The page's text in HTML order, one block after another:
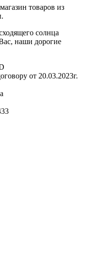
товаров из
солнца
наши дорогие
от 20.03.2023г.